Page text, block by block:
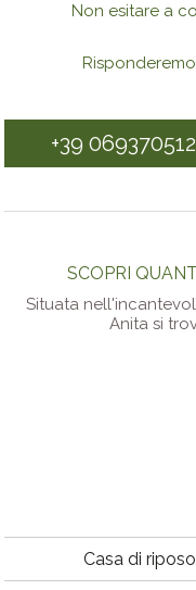
Non esitare a
+39 069370512
SCOPRI
Situata
Anita si
Casa di